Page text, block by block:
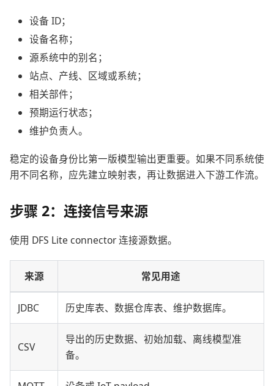
设备 ID；
设备名称；
源系统中的别名；
站点、产线、区域或系统；
相关部件；
预期运行状态；
维护负责人。
稳定的设备身份比第一版模型输出更重要。如果不同系统使
用不同名称，应先建立映射表，再让数据进入下游工作流。
步骤 2：连接信号来源
使用 DFS Lite connector 连接源数据。
来源 常见用途
JDBC 历史库表、数据仓库表、维护数据库。
CSV
导出的历史数据、初始加载、离线模型准
备。